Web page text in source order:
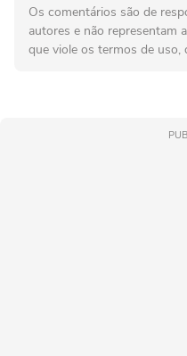
Os comentários são de
autores e não representam
que viole os termos de uso,